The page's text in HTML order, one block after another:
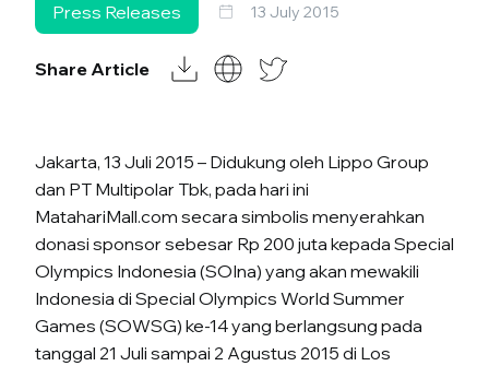
Press Releases 13 July 2015
Share Article
Jakarta, 13 Juli 2015 – Didukung oleh Lippo Group
dan PT Multipolar Tbk, pada hari ini
MatahariMall.com secara simbolis menyerahkan
donasi sponsor sebesar Rp 200 juta kepada Special
Olympics Indonesia (SOIna) yang akan mewakili
Indonesia di Special Olympics World Summer
Games (SOWSG) ke-14 yang berlangsung pada
tanggal 21 Juli sampai 2 Agustus 2015 di Los